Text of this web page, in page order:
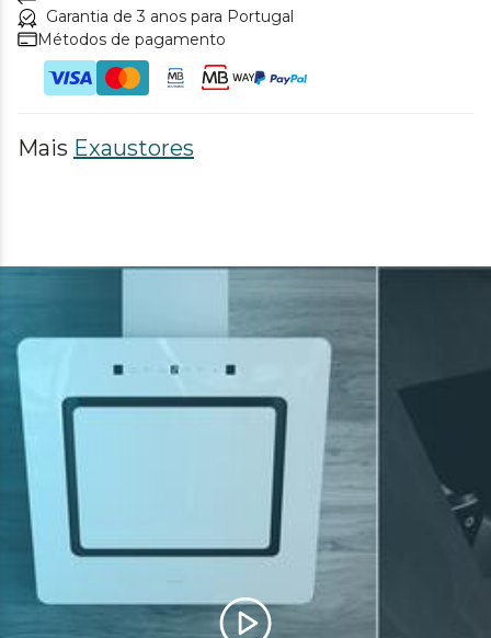
Garantia de 3 anos para Portugal
Métodos de pagamento
Mais Exaustores